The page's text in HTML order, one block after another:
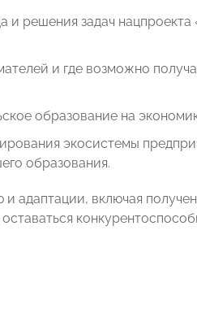
и решения задач
и где возможно
образование на
экосистемы
образования.
адаптации, включая